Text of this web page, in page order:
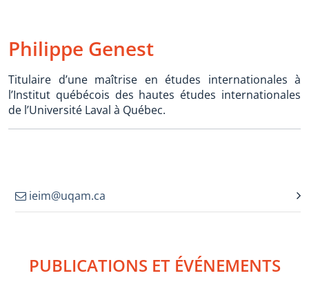
Philippe Genest
Titulaire d’une maîtrise en études internationales à
l’Institut québécois des hautes études internationales
de l’Université Laval à Québec.
ieim@uqam.ca
PUBLICATIONS ET ÉVÉNEMENTS